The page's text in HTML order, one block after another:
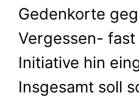
Gedenkorte
Vergessen-
Initiative hin
Insgesamt soll